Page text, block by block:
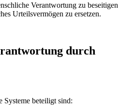
Verantwortung zu beseitigen
Urteilsvermögen zu ersetzen.
durch
Systeme beteiligt sind: